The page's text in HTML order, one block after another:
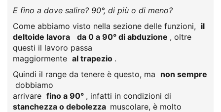
E fino a dove salire? 90°, di più o di meno?
Come abbiamo visto nella sezione delle funzioni, il
deltoide lavora
da 0 a 90° di abduzione , oltre
questi il lavoro passa
maggiormente al trapezio .
Quindi il range da tenere è questo, ma non sempre
dobbiamo
arrivare fino a 90° , infatti in condizioni di
stanchezza o debolezza muscolare, è molto